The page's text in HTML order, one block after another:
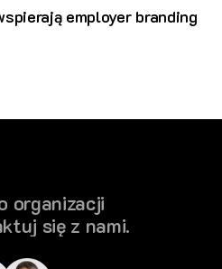
employer branding
organizacji
się z nami.